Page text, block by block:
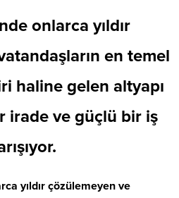
onlarca yıldır
en temel
haline gelen altyapı
irade ve güçlü bir iş
yıldır çözülemeyen ve